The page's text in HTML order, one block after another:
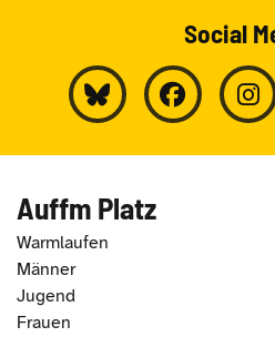
Social
Auffm Platz
Warmlaufen
Männer
Jugend
Frauen